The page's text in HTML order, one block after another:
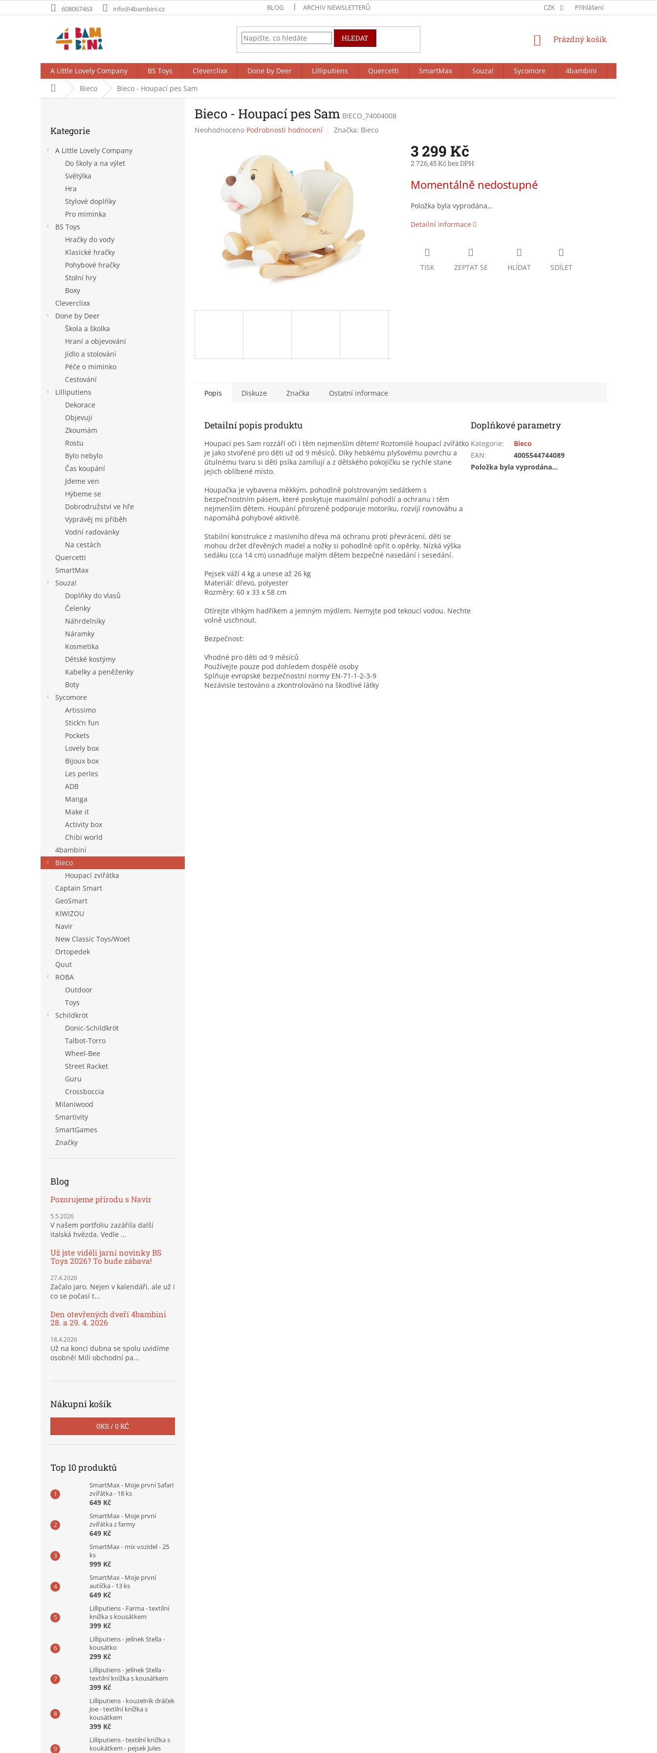
na
608067463 info@4bambini.cz BLOG ARCHIV NEWSLETTERŮ CZK Přihlášení
HLEDAT
NÁKUPNÍ
Prázdný košík
A Little Lovely Company BS Toys Cleverclixx Done by Deer Lilliputiens Quercetti SmartMax Souza! Sycomore 4bambini
Domů Bieco Bieco - Houpací pes Sam
kategorie
Kategorie
A Little Lovely Company
Do školy a na výlet
Světýlka
Hra
Stylové doplňky
Pro miminka
BS Toys
Hračky do vody
Klasické hračky
Pohybové hračky
Stolní hry
Boxy
Cleverclixx
Done by Deer
Škola a školka
Hraní a objevování
Jídlo a stolování
Péče o miminko
Cestování
Lilliputiens
Dekorace
Objevuji
Zkoumám
Rostu
Bylo nebylo
Čas koupání
Jdeme ven
Hýbeme se
Dobrodružství ve hře
Vyprávěj mi příběh
Vodní radovánky
Na cestách
Quercetti
SmartMax
Souza!
Doplňky do vlasů
Čelenky
Náhrdelníky
Náramky
Kosmetika
Dětské kostýmy
Kabelky a peněženky
Boty
Sycomore
Artissimo
Stick'n fun
Pockets
Lovely box
Bijoux box
Les perles
ADB
Manga
Make it
Activity box
Chibi world
4bambini
Bieco
Houpací zvířátka
Captain Smart
GeoSmart
KIWIZOU
Navir
New Classic Toys/Woet
Ortopedek
Quut
ROBA
Outdoor
Toys
Schildkröt
Donic-Schildkröt
Talbot-Torro
Wheel-Bee
Street Racket
Guru
Crossboccia
Milaniwood
Smartivity
SmartGames
Značky
Blog
Pozorujeme přírodu s Navir
5.5.2026
V našem portfoliu zazářila další
italská hvězda. Vedle ...
Už jste viděli jarní novinky BS
Toys 2026? To bude zábava!
27.4.2026
Začalo jaro. Nejen v kalendáři, ale už i
co se počasí t...
Den otevřených dveří 4bambini
28. a 29. 4. 2026
18.4.2026
Už na konci dubna se spolu uvidíme
osobně! Milí obchodní pa...
Nákupní košík
0KS / 0 KČ
Top 10 produktů
SmartMax - Moje první Safari
zvířátka - 18 ks
649 Kč
SmartMax - Moje první
zvířátka z farmy
649 Kč
SmartMax - mix vozidel - 25
ks
999 Kč
SmartMax - Moje první
autíčka - 13 ks
649 Kč
Lilliputiens - Farma - textilní
knížka s kousátkem
399 Kč
Lilliputiens - jelínek Stella -
kousátko
299 Kč
Lilliputiens - jelínek Stella -
textilní knížka s kousátkem
399 Kč
Lilliputiens - kouzelník dráček
Joe - textilní knížka s
kousátkem
399 Kč
Lilliputiens - textilní knížka s
koukátkem - pejsek Jules
Bieco - Houpací pes Sam BIECO_74004008
Průměrné
Neohodnoceno Podrobnosti hodnocení Značka: Bieco
3 299 Kč
2 726,45 Kč bez DPH
cena:
Momentálně nedostupné
Položka byla vyprodána…
Detailní informace
TISK ZEPTAT SE HLÍDAT SDÍLET
Popis Diskuze Značka Ostatní informace
Detailní popis produktu
Houpací pes Sam rozzáří oči i těm nejmenším dětem! Roztomilé houpací zvířátko
je jako stvořené pro děti už od 9 měsíců. Díky hebkému plyšovému povrchu a
útulnému tvaru si děti psíka zamilují a z dětského pokojíčku se rychle stane
jejich oblíbené místo.
Houpačka je vybavena měkkým, pohodlně polstrovaným sedátkem s
bezpečnostním pásem, které poskytuje maximální pohodlí a ochranu i těm
nejmenším dětem. Houpání přirozeně podporuje motoriku, rozvíjí rovnováhu a
napomáhá pohybové aktivitě.
Stabilní konstrukce z masivního dřeva má ochranu proti převrácení, děti se
mohou držet dřevěných madel a nožky si pohodlně opřít o opěrky. Nízká výška
sedáku (cca 14 cm) usnadňuje malým dětem bezpečné nasedání i sesedání.
Pejsek váží 4 kg a unese až 26 kg
Materiál: dřevo, polyester
Rozměry: 60 x 33 x 58 cm
Otírejte vlhkým hadříkem a jemným mýdlem. Nemyjte pod tekoucí vodou. Nechte
volně uschnout.
Bezpečnost:
Vhodné pro děti od 9 měsíců
Používejte pouze pod dohledem dospělé osoby
Splňuje evropské bezpečnostní normy EN-71-1-2-3-9
Nezávisle testováno a zkontrolováno na škodlivé látky
Doplňkové parametry
Kategorie:
Bieco
EAN:
4005544744089
Položka byla vyprodána…